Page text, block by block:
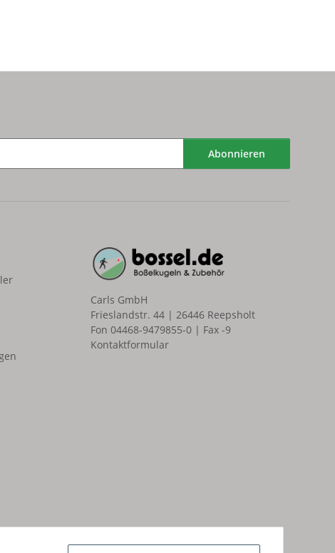
Abonnieren
Carls GmbH
Frieslandstr. 44 | 26446 Reepsholt
Fon 04468-9479855-0 | Fax -9
Kontaktformular